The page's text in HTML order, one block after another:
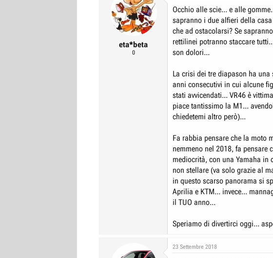
eta*beta
0
Occhio alle scie... e alle
sapranno i due alfieri della
che ad ostacolarsi? Se
rettilinei potranno staccare
son dolori...
La crisi dei tre diapason ha
anni consecutivi in cui alcune
stati avvicendati... VR46 è
piace tantissimo la M1...
chiedetemi altro però)...
Fa rabbia pensare che la moto
nemmeno nel 2018, fa pensare
mediocrità, con una Yamaha in
non stellare (va solo grazie al
in questo scarso panorama si
Aprilia e KTM... invece...
il TUO anno...
Speriamo di divertirci oggi...
23 Settembre 2018